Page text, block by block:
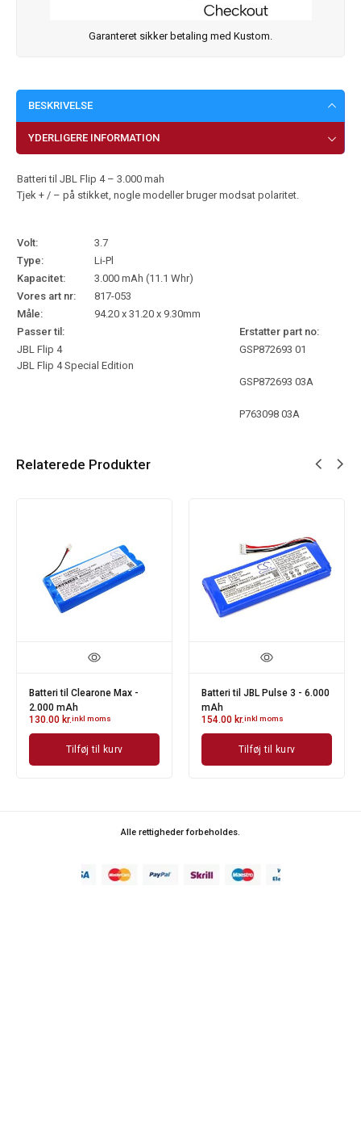
Garanteret sikker betaling med Kustom.
BESKRIVELSE
YDERLIGERE INFORMATION
Batteri til JBL Flip 4 – 3.000 mah
Tjek + / – på stikket, nogle modeller bruger modsat polaritet.
Volt:
3.7
Type:
Li-Pl
Kapacitet:
3.000 mAh (11.1 Whr)
Vores art nr:
817-053
Måle:
94.20 x 31.20 x 9.30mm
Passer til:
Erstatter part no:
JBL Flip 4
JBL Flip 4 Special Edition
GSP872693 01
GSP872693 03A
P763098 03A
Relaterede Produkter
Batteri til Clearone Max -
2.000 mAh
130.00 kr.inkl moms
Tilføj til kurv
Batteri til JBL Pulse 3 - 6.000
mAh
154.00 kr.inkl moms
Tilføj til kurv
Alle rettigheder forbeholdes.